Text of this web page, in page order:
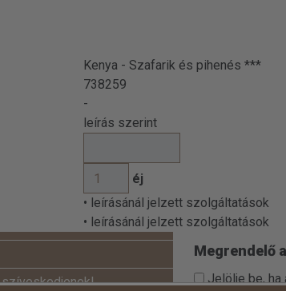
Kenya - Szafarik és pihenés ***
738259
-
leírás szerint
éj
• leírásánál jelzett szolgáltatások
• leírásánál jelzett szolgáltatások
szíveskedjenek!
Megrendelő
Jelölje be, ha